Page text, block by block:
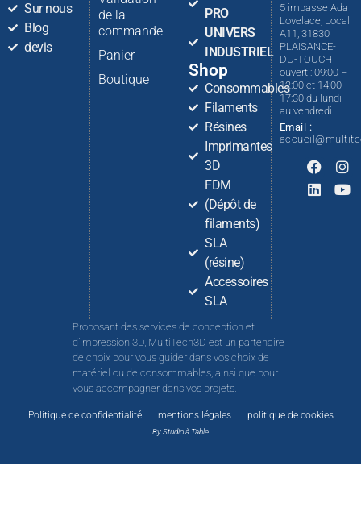
Sur nous
Blog
devis
de la
commande
Panier
Boutique
PRO
UNIVERS
INDUSTRIEL
Shop
Consommables
Filaments
Résines
Imprimantes
3D
FDM
(Dépôt de
filaments)
SLA
(résine)
Accessoires
SLA
5 impasse Ada
Lovelace, Local
A11, 31830
PLAISANCE-
DU-TOUCH
ouvert : 09:00 –
12:00 et 14:00 –
17:30 du lundi
au vendredi
Email :
Proposant des services de conception et
d’impression 3D, MultiTech3D est un partenaire
de choix pour vous guider dans vos choix de
matériel ou de consommables, ainsi que pour
vous accompagner dans vos projets.
Politique de confidentialité mentions légales politique de cookies
By Studio à Table